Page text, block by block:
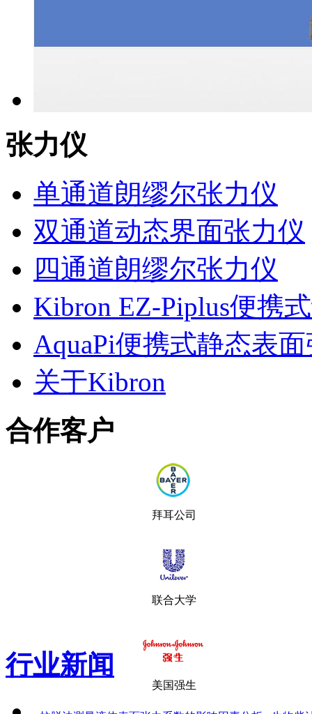
张力仪
单通道朗缪尔张力仪
双通道动态界面张力仪
四通道朗缪尔张力仪
Kibron EZ-Piplus便携
AquaPi便携式静态表
关于Kibron
合作客户
拜耳公司
联合大学
美国强生
行业新闻